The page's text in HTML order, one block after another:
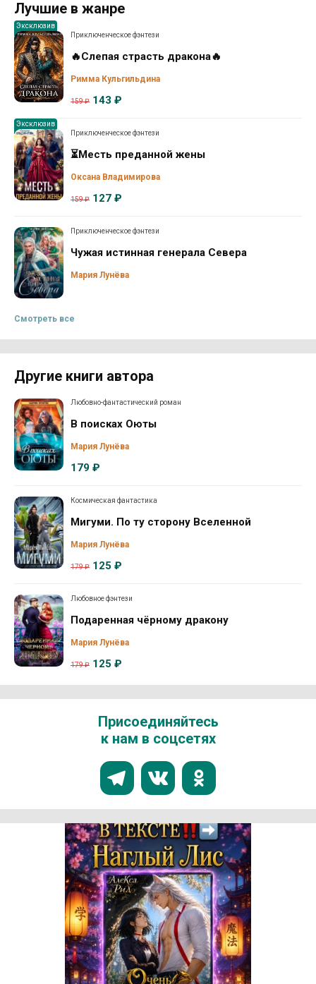
Лучшие в жанре
Эксклюзив
Приключенческое фэнтези
🔥Слепая страсть дракона🔥
Римма Кульгильдина
159 ₽ 143 ₽
Эксклюзив
Приключенческое фэнтези
⏳Месть преданной жены
Оксана Владимирова
159 ₽ 127 ₽
Приключенческое фэнтези
Чужая истинная генерала Севера
Мария Лунёва
Смотреть все
Другие книги автора
Любовно-фантастический роман
В поисках Оюты
Мария Лунёва
179 ₽
Космическая фантастика
Мигуми. По ту сторону Вселенной
Мария Лунёва
179 ₽ 125 ₽
Любовное фэнтези
Подаренная чёрному дракону
Мария Лунёва
179 ₽ 125 ₽
Присоединяйтесь
к нам в соцсетях